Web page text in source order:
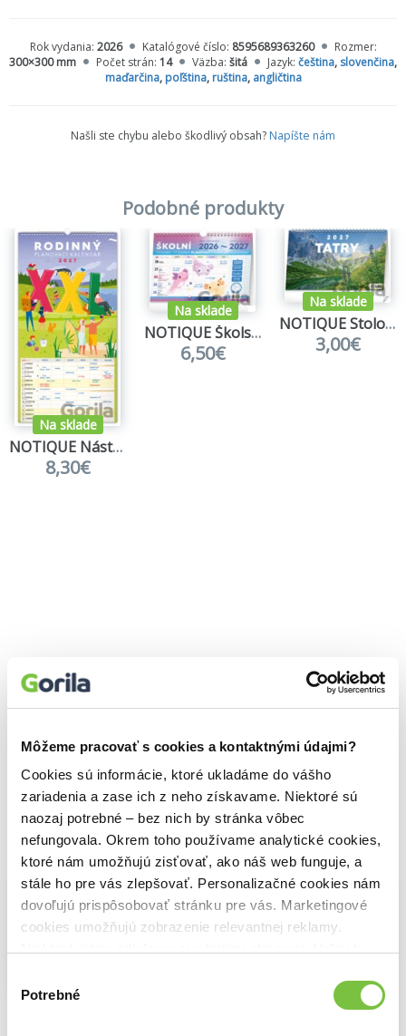
Môžeme pracovať s cookies a kontaktnými údajmi?
Cookies sú informácie, ktoré ukladáme do vášho
zariadenia a zase ich z neho získavame. Niektoré sú
naozaj potrebné – bez nich by stránka vôbec
nefungovala. Okrem toho používame analytické cookies,
ktoré nám umožňujú zisťovať, ako náš web funguje, a
stále ho pre vás zlepšovať. Personalizačné cookies nám
dovoľujú prispôsobovať stránku pre vás. Marketingové
cookies umožňujú zobrazenie relevantnej reklamy.
cookies.
súhlasu
Potrebné
Rok vydania: 2026 Katalógové číslo: 8595689363260
Rozmer:
300×300 mm
Počet strán: 14 Väzba: šitá Jazyk: čeština, slovenčina,
maďarčina, poľština, ruština, angličtina
Našli ste chybu alebo škodlivý obsah? Napíšte nám
Podobné produkty
Na sklade
NOTIQUE Nástenný Rodinný plánovací kalendár XXL 2027
8,30€
Na sklade
NOTIQUE Školský plánovací kalendár 2026/2027
6,50€
Na sklade
NOTIQUE Stolový kalendár Tatry 2027
3,00€
Vybrané pre teba
Na sklade